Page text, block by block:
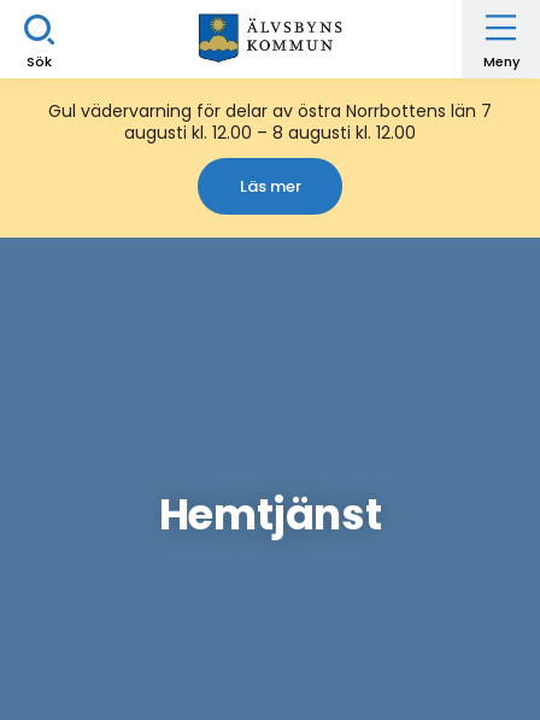
Sök Meny
Gul vädervarning för delar av östra Norrbottens län 7
augusti kl. 12.00 – 8 augusti kl. 12.00
Läs mer
Hemtjänst